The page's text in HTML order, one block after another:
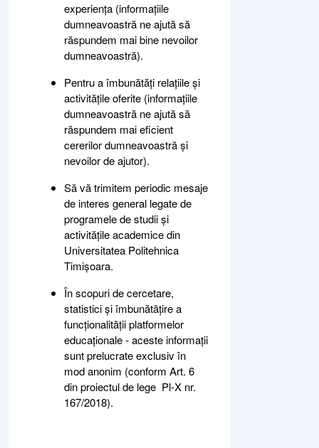
experiența (informațiile
dumneavoastră ne ajută să
răspundem mai bine nevoilor
dumneavoastră).
Pentru a îmbunătăți relațiile și
activitățile oferite (informațiile
dumneavoastră ne ajută să
răspundem mai eficient
cererilor dumneavoastră și
nevoilor de ajutor).
Să vă trimitem periodic mesaje
de interes general legate de
programele de studii și
activitățile academice din
Universitatea Politehnica
Timișoara.
În scopuri de cercetare,
statistici și îmbunătățire a
funcționalității platformelor
educaționale - aceste informații
sunt prelucrate exclusiv în
mod anonim (conform Art. 6
din proiectul de lege Pl-X nr.
167/2018).